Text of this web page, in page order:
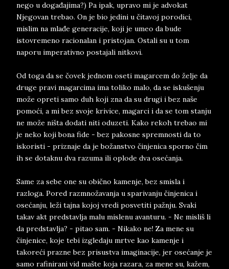
nego u događajima?) Pa ipak, upravo mi je advokat
Njegovan trebao. On je bio jedini u čitavoj porodici,
mislim na mlađe generacije, koji je umeo da bude
istovremeno racionalan i pristojan. Ostali su u tom
naporu imperativno postajali nitkovi.
Od toga da se čovek jednom oseti magarcem do želje da
druge pravi magarcima ima toliko malo, da se iskušenju
može opreti samo duh koji zna da su drugi i bez naše
pomoći, a mi bez svoje krivice, magarci i da se tom stanju
ne može ništa dodati niti oduzeti. Kako rekoh trebao mi
je neko koji bona fide - bez pakosne spremnosti da to
iskoristi - priznaje da je božanstvo činjenica sporno čim
ih se dotaknu dva razuma ili oplode dva osećanja.
Same za sebe one su obično kamenje, bez smisla i
razloga. Pored razmnožavanja u sparivanju činjenica i
osećanju, leži tajna kojoj vredi posvetiti pažnju. Svaki
takav akt predstavlja malu mislenu avanturu. - Ne misliš li
da predstavlja? - pitao sam. - Nikako ne! Za mene su
činjenice, koje tebi izgledaju mrtve kao kamenje i
takoreći prazne bez prisustva imaginacije, jer osećanje je
samo rafinirani vid mašte koja razara, za mene su, kažem,